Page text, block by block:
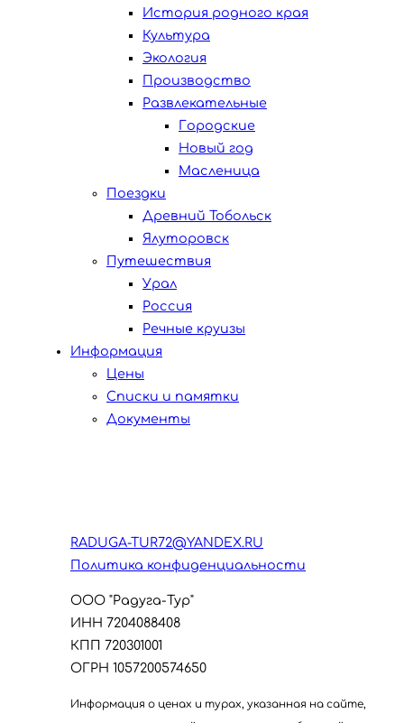
История родного края
Культура
Экология
Производство
Развлекательные
Городские
Новый год
Масленица
Поездки
Древний Тобольск
Ялуторовск
Путешествия
Урал
Россия
Речные круизы
Информация
Цены
Списки и памятки
Документы
RADUGA-TUR72@YANDEX.RU
Политика конфиденциальности
ООО "Радуга-Тур"
ИНН 7204088408
КПП 720301001
ОГРН 1057200574650
Информация о ценах и турах, указанная на сайте,